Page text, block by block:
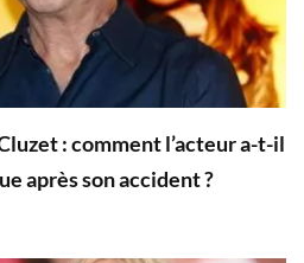
: comment l’acteur a-t-il
après son accident ?